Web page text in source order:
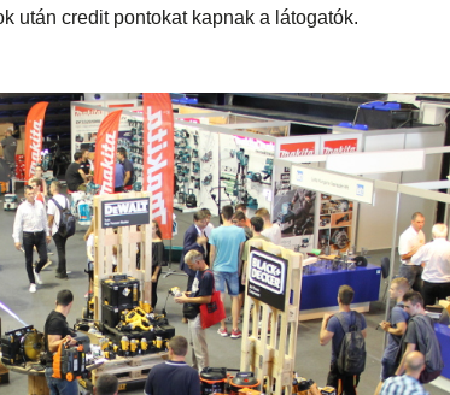
után credit pontokat kapnak a látogatók.